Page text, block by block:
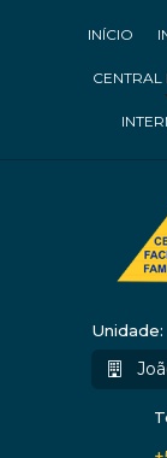
INÍCIO
Unidade: